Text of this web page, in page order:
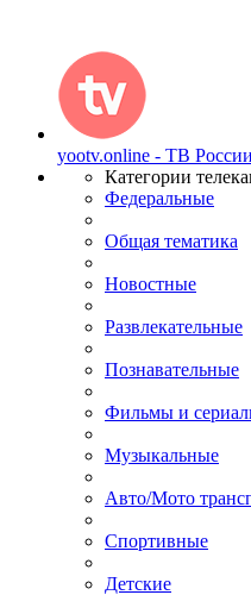
yootv.online - ТВ
Категории
Федеральные
Общая тематика
Новостные
Развлекательные
Познавательные
Фильмы и
Музыкальные
Авто/Мото
Спортивные
Детские